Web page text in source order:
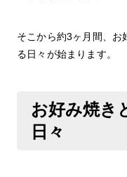
そこから約3ヶ月間、お
る日々が始まります。
お好み焼き
日々